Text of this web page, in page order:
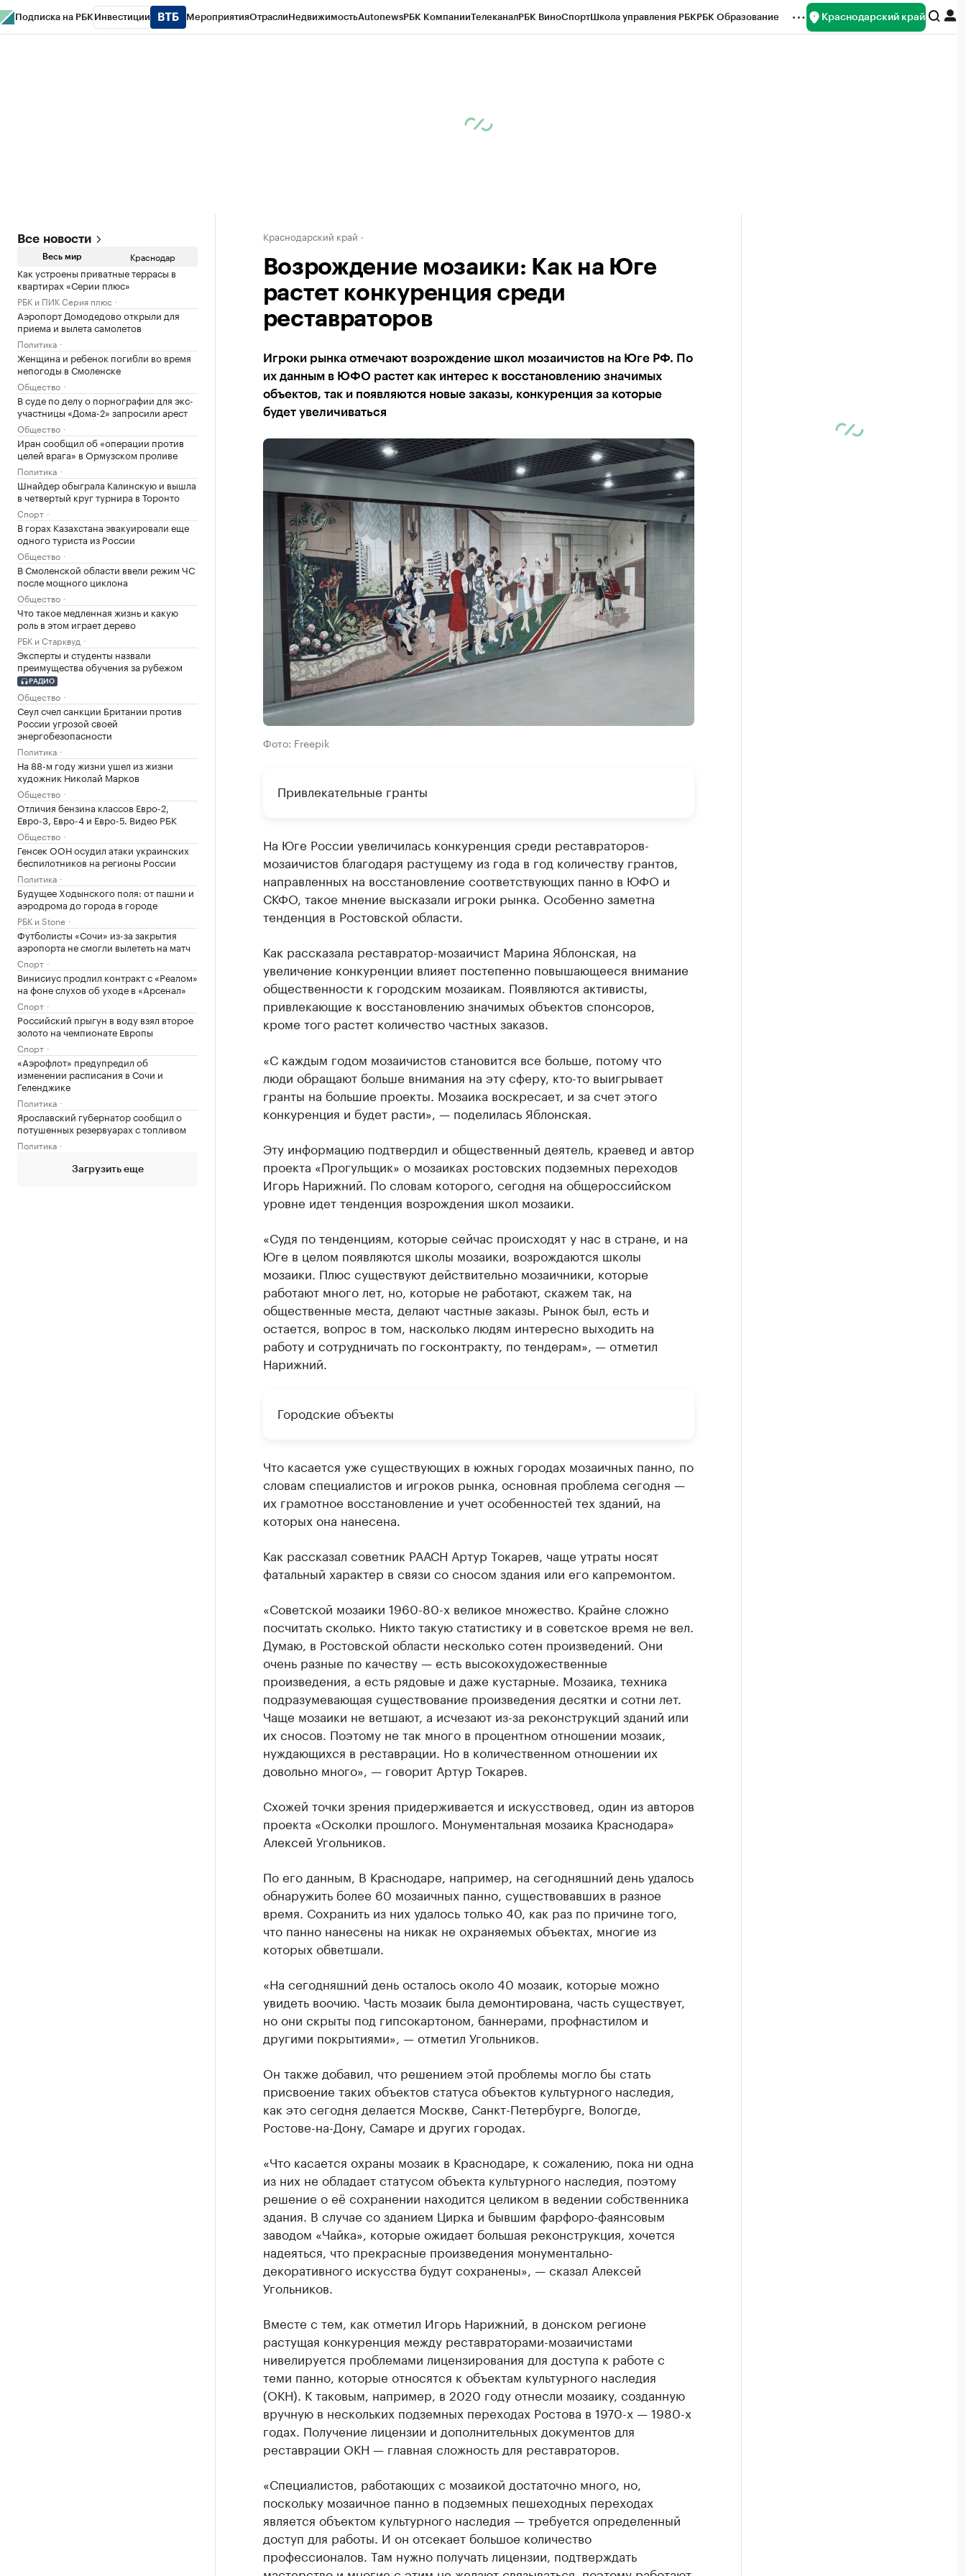
Подписка на РБК Инвестиции МероприятияОтраслиНедвижимостьAutonewsРБК КомпанииТелеканалРБК ВиноСпортШкола управления РБКРБК Образование Краснодарский край
Все новости
Весь мир Краснодар
Как устроены приватные террасы в
квартирах «Серии плюс»
РБК и ПИК Серия плюс
Аэропорт Домодедово открыли для
приема и вылета самолетов
Политика
Женщина и ребенок погибли во время
непогоды в Смоленске
Общество
В суде по делу о порнографии для экс-
участницы «Дома-2» запросили арест
Общество
Иран сообщил об «операции против
целей врага» в Ормузском проливе
Политика
Шнайдер обыграла Калинскую и вышла
в четвертый круг турнира в Торонто
Спорт
В горах Казахстана эвакуировали еще
одного туриста из России
Общество
В Смоленской области ввели режим ЧС
после мощного циклона
Общество
Что такое медленная жизнь и какую
роль в этом играет дерево
РБК и Старквуд
Эксперты и студенты назвали
преимущества обучения за рубежом
РАДИО
Общество
Сеул счел санкции Британии против
России угрозой своей
энергобезопасности
Политика
На 88-м году жизни ушел из жизни
художник Николай Марков
Общество
Отличия бензина классов Евро-2,
Евро-3, Евро-4 и Евро-5. Видео РБК
Общество
Генсек ООН осудил атаки украинских
беспилотников на регионы России
Политика
Будущее Ходынского поля: от пашни и
аэродрома до города в городе
РБК и Stone
Футболисты «Сочи» из-за закрытия
аэропорта не смогли вылететь на матч
Спорт
Винисиус продлил контракт с «Реалом»
на фоне слухов об уходе в «Арсенал»
Спорт
Российский прыгун в воду взял второе
золото на чемпионате Европы
Спорт
«Аэрофлот» предупредил об
изменении расписания в Сочи и
Геленджике
Политика
Ярославский губернатор сообщил о
потушенных резервуарах с топливом
Политика
Загрузить еще
Краснодарский край
Возрождение мозаики: Как на Юге
растет конкуренция среди
реставраторов
Игроки рынка отмечают возрождение школ мозаичистов на Юге РФ. По
их данным в ЮФО растет как интерес к восстановлению значимых
объектов, так и появляются новые заказы, конкуренция за которые
будет увеличиваться
Фото: Freepik
Привлекательные гранты
На Юге России увеличилась конкуренция среди реставраторов-
мозаичистов благодаря растущему из года в год количеству грантов,
направленных на восстановление соответствующих панно в ЮФО и
СКФО, такое мнение высказали игроки рынка. Особенно заметна
тенденция в Ростовской области.
Как рассказала реставратор-мозаичист Марина Яблонская, на
увеличение конкуренции влияет постепенно повышающееся внимание
общественности к городским мозаикам. Появляются активисты,
привлекающие к восстановлению значимых объектов спонсоров,
кроме того растет количество частных заказов.
«С каждым годом мозаичистов становится все больше, потому что
люди обращают больше внимания на эту сферу, кто-то выигрывает
гранты на большие проекты. Мозаика воскресает, и за счет этого
конкуренция и будет расти», — поделилась Яблонская.
Эту информацию подтвердил и общественный деятель, краевед и автор
проекта «Прогульщик» о мозаиках ростовских подземных переходов
Игорь Нарижний. По словам которого, сегодня на общероссийском
уровне идет тенденция возрождения школ мозаики.
«Судя по тенденциям, которые сейчас происходят у нас в стране, и на
Юге в целом появляются школы мозаики, возрождаются школы
мозаики. Плюс существуют действительно мозаичники, которые
работают много лет, но, которые не работают, скажем так, на
общественные места, делают частные заказы. Рынок был, есть и
остается, вопрос в том, насколько людям интересно выходить на
работу и сотрудничать по госконтракту, по тендерам», — отметил
Нарижний.
Городские объекты
Что касается уже существующих в южных городах мозаичных панно, по
словам специалистов и игроков рынка, основная проблема сегодня —
их грамотное восстановление и учет особенностей тех зданий, на
которых она нанесена.
Как рассказал советник РААСН Артур Токарев, чаще утраты носят
фатальный характер в связи со сносом здания или его капремонтом.
«Советской мозаики 1960-80-х великое множество. Крайне сложно
посчитать сколько. Никто такую статистику и в советское время не вел.
Думаю, в Ростовской области несколько сотен произведений. Они
очень разные по качеству — есть высокохудожественные
произведения, а есть рядовые и даже кустарные. Мозаика, техника
подразумевающая существование произведения десятки и сотни лет.
Чаще мозаики не ветшают, а исчезают из-за реконструкций зданий или
их сносов. Поэтому не так много в процентном отношении мозаик,
нуждающихся в реставрации. Но в количественном отношении их
довольно много», — говорит Артур Токарев.
Схожей точки зрения придерживается и искусствовед, один из авторов
проекта «Осколки прошлого. Монументальная мозаика Краснодара»
Алексей Угольников.
По его данным, В Краснодаре, например, на сегодняшний день удалось
обнаружить более 60 мозаичных панно, существовавших в разное
время. Сохранить из них удалось только 40, как раз по причине того,
что панно нанесены на никак не охраняемых объектах, многие из
которых обветшали.
«На сегодняшний день осталось около 40 мозаик, которые можно
увидеть воочию. Часть мозаик была демонтирована, часть существует,
но они скрыты под гипсокартоном, баннерами, профнастилом и
другими покрытиями», — отметил Угольников.
Он также добавил, что решением этой проблемы могло бы стать
присвоение таких объектов статуса объектов культурного наследия,
как это сегодня делается Москве, Санкт-Петербурге, Вологде,
Ростове-на-Дону, Самаре и других городах.
«Что касается охраны мозаик в Краснодаре, к сожалению, пока ни одна
из них не обладает статусом объекта культурного наследия, поэтому
решение о её сохранении находится целиком в ведении собственника
здания. В случае со зданием Цирка и бывшим фарфоро-фаянсовым
заводом «Чайка», которые ожидает большая реконструкция, хочется
надеяться, что прекрасные произведения монументально-
декоративного искусства будут сохранены», — сказал Алексей
Угольников.
Вместе с тем, как отметил Игорь Нарижний, в донском регионе
растущая конкуренция между реставраторами-мозаичистами
нивелируется проблемами лицензирования для доступа к работе с
теми панно, которые относятся к объектам культурного наследия
(ОКН). К таковым, например, в 2020 году отнесли мозаику, созданную
вручную в нескольких подземных переходах Ростова в 1970-х — 1980-х
годах. Получение лицензии и дополнительных документов для
реставрации ОКН — главная сложность для реставраторов.
«Специалистов, работающих с мозаикой достаточно много, но,
поскольку мозаичное панно в подземных пешеходных переходах
является объектом культурного наследия — требуется определенный
доступ для работы. И он отсекает большое количество
профессионалов. Там нужно получать лицензии, подтверждать